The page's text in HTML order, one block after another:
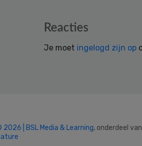
Reacties
Je moet ingelogd zijn op
2026 | BSL Media & Learning, onderdeel van